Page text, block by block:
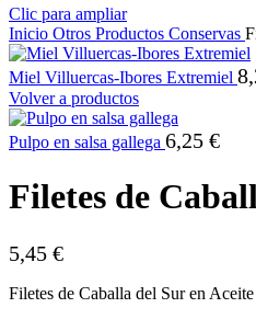
Clic para ampliar
Inicio Otros Productos Conservas
Miel Villuercas-Ibores Extremiel
Volver a productos
Pulpo en salsa gallega 6,25 €
Filetes de
5,45 €
Filetes de Caballa del Sur en